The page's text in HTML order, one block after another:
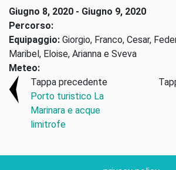
Giugno 8, 2020 - Giugno 9, 2020
Percorso:
Equipaggio: Giorgio, Franco, Cesar,
Maribel, Eloise, Arianna e Sveva
Meteo:
Tappa precedente
Porto turistico La
Marinara e acque
limitrofe